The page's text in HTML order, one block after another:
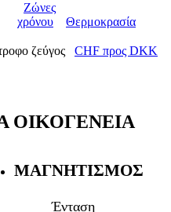
Ζώνες
χρόνου
Θερμοκρασία
ζεύγος CHF προς DKK
ΟΙΚΟΓΈΝΕΙΑ
ΜΑΓΝΗΤΙΣΜΌΣ
Ένταση